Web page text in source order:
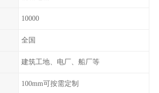
10000
全国
建筑工地、电厂、船厂等
100mm可按需定制